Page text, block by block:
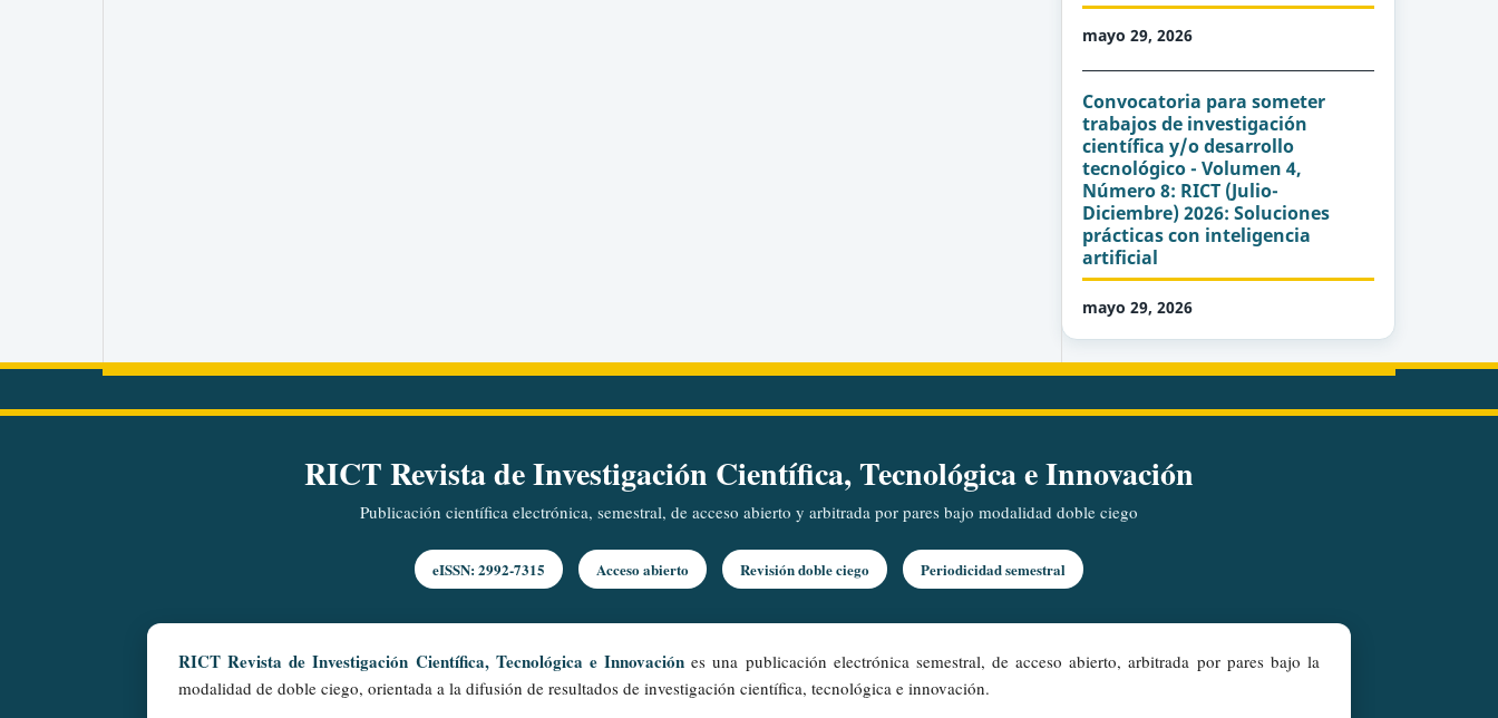
mayo 29, 2026
Convocatoria para someter
trabajos de investigación
científica y/o desarrollo
tecnológico - Volumen 4,
Número 8: RICT (Julio-
Diciembre) 2026: Soluciones
prácticas con inteligencia
artificial
mayo 29, 2026
RICT Revista de Investigación Científica, Tecnológica e Innovación
Publicación científica electrónica, semestral, de acceso abierto y arbitrada por pares bajo modalidad doble ciego
eISSN: 2992-7315 Acceso abierto Revisión doble ciego Periodicidad semestral
RICT Revista de Investigación Científica, Tecnológica e Innovación es una publicación electrónica semestral, de acceso abierto, arbitrada por pares bajo la
modalidad de doble ciego, orientada a la difusión de resultados de investigación científica, tecnológica e innovación.